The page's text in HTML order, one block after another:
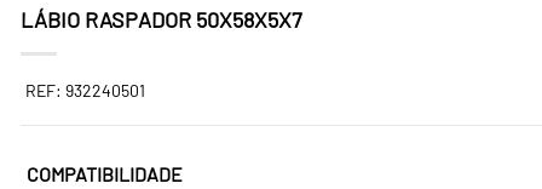
LÁBIO RASPADOR 50X58X5X7
REF: 932240501
COMPATIBILIDADE